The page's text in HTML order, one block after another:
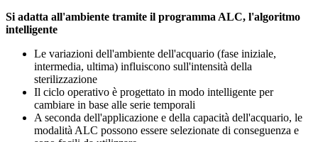
Si adatta all'ambiente tramite il programma ALC, l'algoritmo
intelligente
Le variazioni dell'ambiente dell'acquario (fase iniziale,
intermedia, ultima) influiscono sull'intensità della
sterilizzazione
Il ciclo operativo è progettato in modo intelligente per
cambiare in base alle serie temporali
A seconda dell'applicazione e della capacità dell'acquario, le
modalità ALC possono essere selezionate di conseguenza e